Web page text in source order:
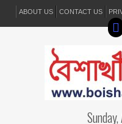
ABOUT US CONTACT US